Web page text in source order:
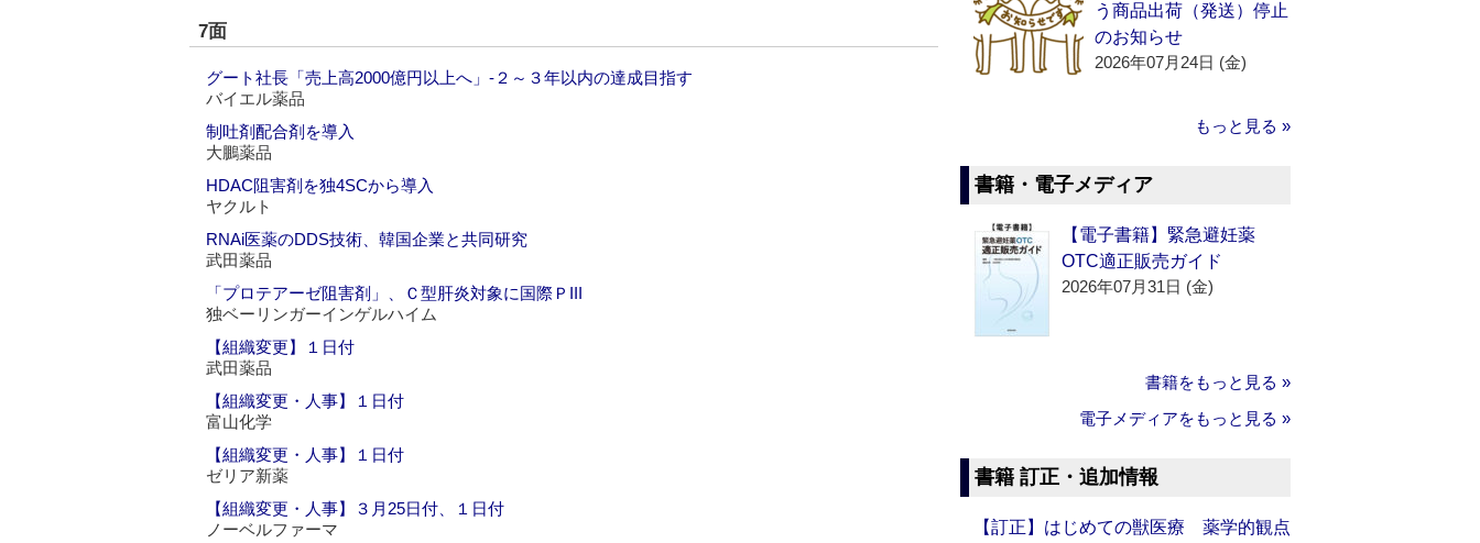
7面
グート社長「売上高2000億円以上へ」‐２～３年以内の達成目指す
バイエル薬品
制吐剤配合剤を導入
大鵬薬品
HDAC阻害剤を独4SCから導入
ヤクルト
RNAi医薬のDDS技術、韓国企業と共同研究
武田薬品
「プロテアーゼ阻害剤」、Ｃ型肝炎対象に国際ＰIII
独ベーリンガーインゲルハイム
【組織変更】１日付
武田薬品
【組織変更・人事】１日付
富山化学
【組織変更・人事】１日付
ゼリア新薬
【組織変更・人事】３月25日付、１日付
ノーベルファーマ
う商品出荷（発送）停止
のお知らせ
2026年07月24日 (金)
もっと見る »
書籍・電子メディア
【電子書籍】緊急避妊薬
OTC適正販売ガイド
2026年07月31日 (金)
書籍をもっと見る »
電子メディアをもっと見る »
書籍 訂正・追加情報
【訂正】はじめての獣医療 薬学的観点